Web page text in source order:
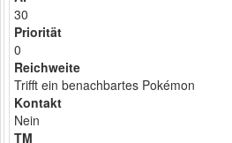
30
Priorität
0
Reichweite
Trifft ein benachbartes Pokémon
Kontakt
Nein
TM